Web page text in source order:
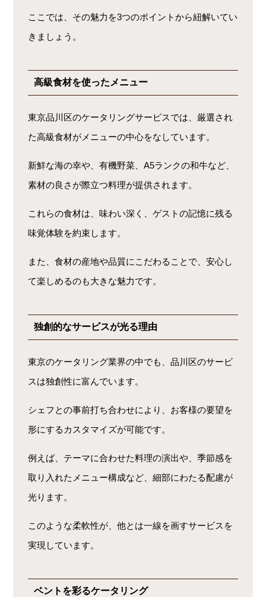
ここでは、その魅力を3つのポイントから紐解いてい
きましょう。
高級食材を使ったメニュー
東京品川区のケータリングサービスでは、厳選され
た高級食材がメニューの中心をなしています。
新鮮な海の幸や、有機野菜、A5ランクの和牛など、
素材の良さが際立つ料理が提供されます。
これらの食材は、味わい深く、ゲストの記憶に残る
味覚体験を約束します。
また、食材の産地や品質にこだわることで、安心し
て楽しめるのも大きな魅力です。
独創的なサービスが光る理由
東京のケータリング業界の中でも、品川区のサービ
スは独創性に富んでいます。
シェフとの事前打ち合わせにより、お客様の要望を
形にするカスタマイズが可能です。
例えば、テーマに合わせた料理の演出や、季節感を
取り入れたメニュー構成など、細部にわたる配慮が
光ります。
このような柔軟性が、他とは一線を画すサービスを
実現しています。
ベントを彩るケータリング